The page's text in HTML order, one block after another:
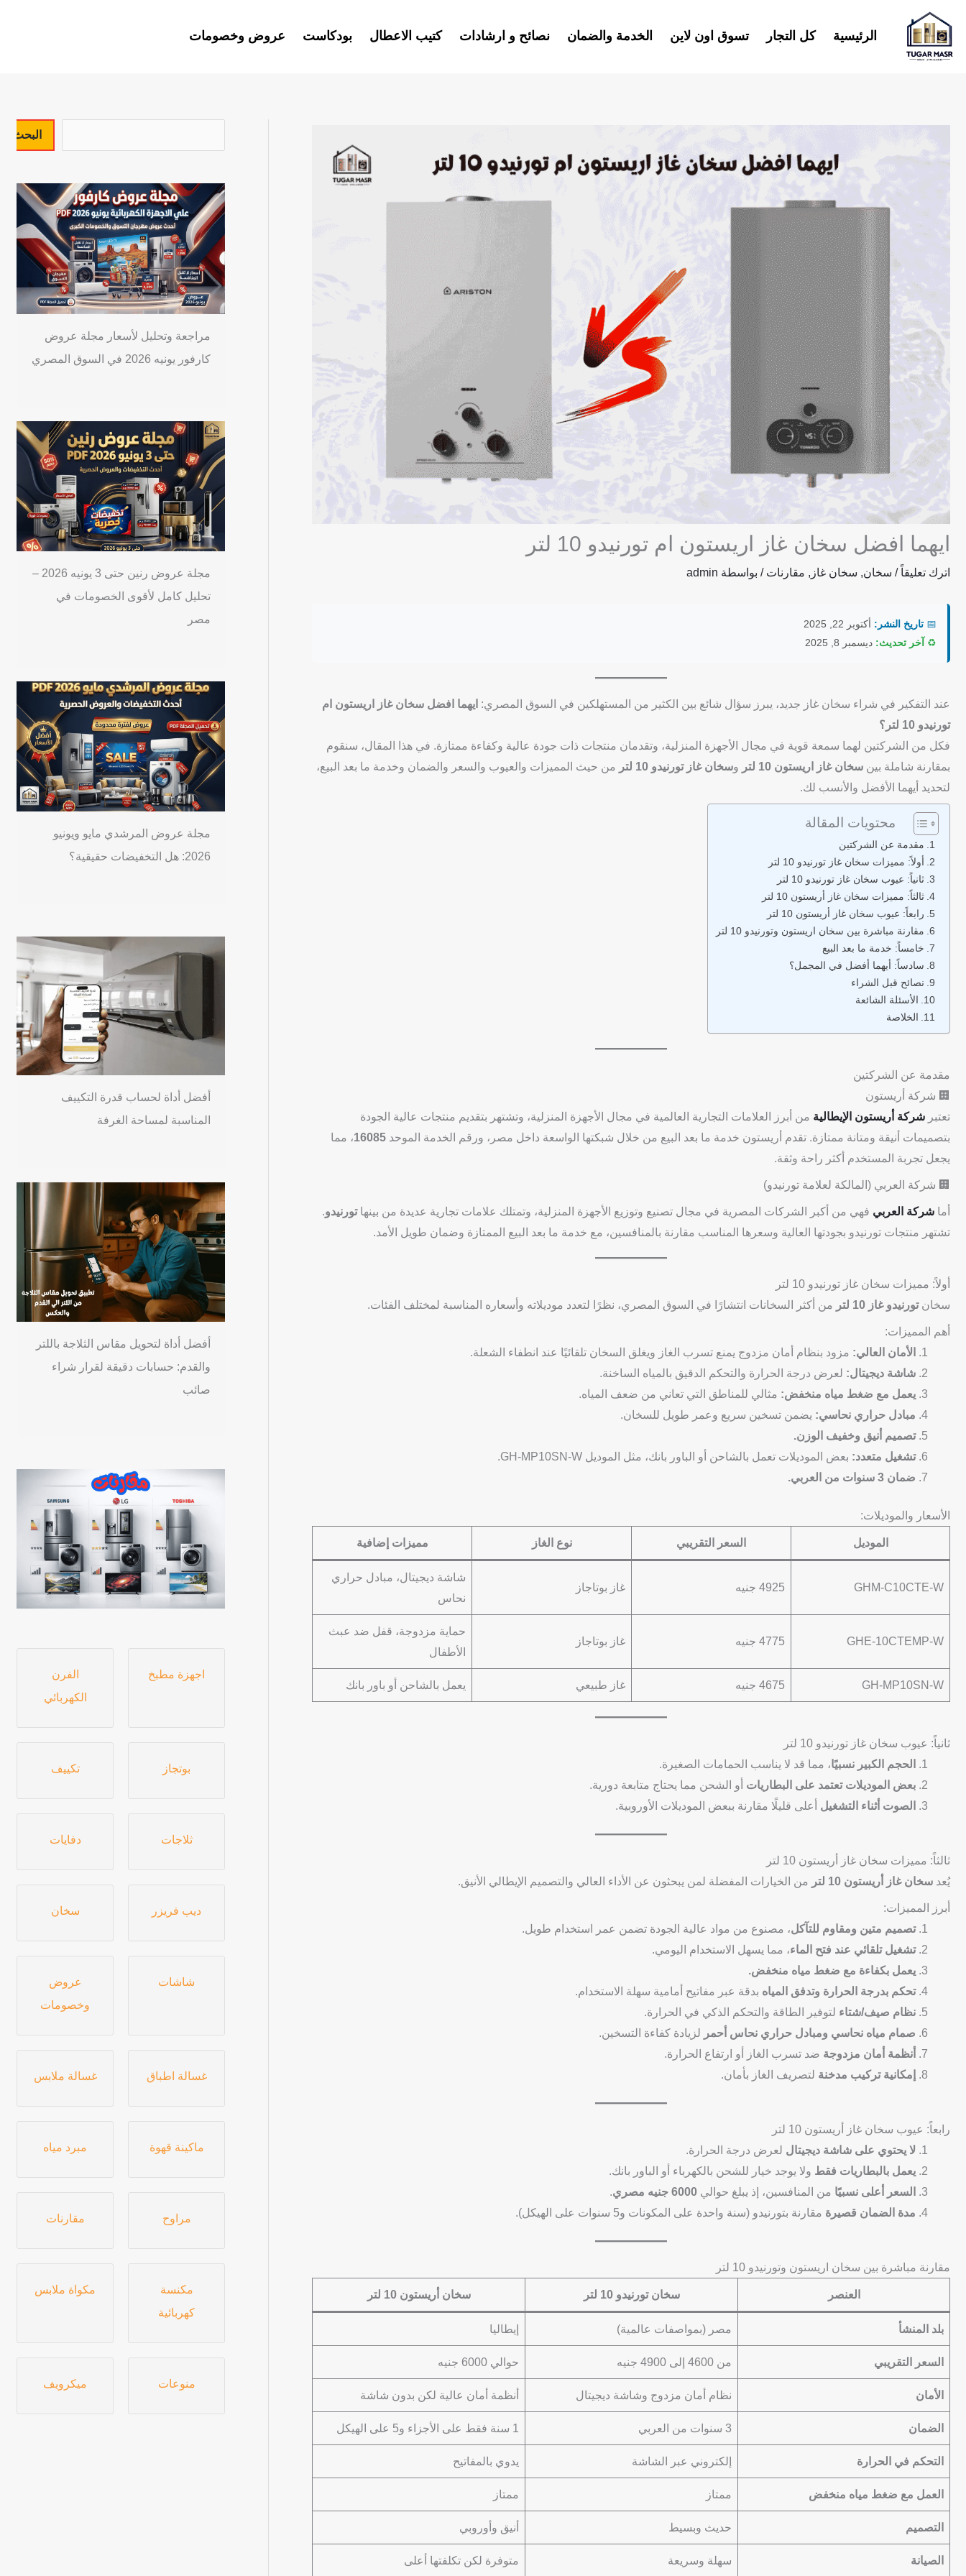
إلى
المحتوى
الرئيسية كل التجار تسوق اون لاين الخدمة والضمان نصائح و ارشادات كتيب الاعطال بودكاست عروض وخصومات
ايهما افضل سخان غاز اريستون ام تورنيدو 10 لتر
اترك تعليقاً / سخان, سخان غاز , مقارنات / بواسطة admin
📅 تاريخ النشر: أكتوبر 22, 2025
♻️ آخر تحديث: ديسمبر 8, 2025
عند التفكير في شراء سخان غاز جديد، يبرز سؤال شائع بين الكثير من المستهلكين في السوق المصري: ايهما افضل سخان غاز اريستون ام
تورنيدو 10 لتر؟
فكل من الشركتين لهما سمعة قوية في مجال الأجهزة المنزلية، وتقدمان منتجات ذات جودة عالية وكفاءة ممتازة. في هذا المقال، سنقوم
بمقارنة شاملة بين سخان غاز اريستون 10 لتر وسخان غاز تورنيدو 10 لتر
من حيث المميزات والعيوب والسعر والضمان وخدمة ما بعد البيع،
لتحديد أيهما الأفضل والأنسب لك.
محتويات المقالة
مقدمة عن الشركتين
أولاً: مميزات سخان غاز تورنيدو 10 لتر
ثانياً: عيوب سخان غاز تورنيدو 10 لتر
ثالثاً: مميزات سخان غاز أريستون 10 لتر
رابعاً: عيوب سخان غاز أريستون 10 لتر
مقارنة مباشرة بين سخان اريستون وتورنيدو 10 لتر
خامساً: خدمة ما بعد البيع
سادساً: أيهما أفضل في المجمل؟
نصائح قبل الشراء
الأسئلة الشائعة
الخلاصة
مقدمة عن الشركتين
🏢 شركة أريستون
تعتبر شركة أريستون الإيطالية من أبرز العلامات التجارية العالمية في مجال الأجهزة المنزلية، وتشتهر بتقديم منتجات عالية الجودة
بتصميمات أنيقة ومتانة ممتازة. تقدم أريستون خدمة ما بعد البيع من خلال شبكتها الواسعة داخل مصر، ورقم الخدمة الموحد 16085، مما
يجعل تجربة المستخدم أكثر راحة وثقة.
🏢 شركة العربي (المالكة لعلامة تورنيدو)
أما شركة العربي فهي من أكبر الشركات المصرية في مجال تصنيع وتوزيع الأجهزة المنزلية، وتمتلك علامات تجارية عديدة من بينهاتورنيدو.
تشتهر منتجات تورنيدو بجودتها العالية وسعرها المناسب مقارنة بالمنافسين، مع خدمة ما بعد البيع الممتازة وضمان طويل الأمد.
أولاً: مميزات سخان غاز تورنيدو 10 لتر
سخانتورنيدو غاز 10 لتر من أكثر السخانات انتشارًا في السوق المصري، نظرًا لتعدد موديلاته وأسعاره المناسبة لمختلف الفئات.
أهم المميزات:
الأمان العالي: مزود بنظام أمان مزدوج يمنع تسرب الغاز ويغلق السخان تلقائيًا عند انطفاء الشعلة.
شاشة ديجيتال: لعرض درجة الحرارة والتحكم الدقيق بالمياه الساخنة.
يعمل مع ضغط مياه منخفض: مثالي للمناطق التي تعاني من ضعف المياه.
مبادل حراري نحاسي: يضمن تسخين سريع وعمر طويل للسخان.
تصميم أنيق وخفيف الوزن.
تشغيل متعدد: بعض الموديلات تعمل بالشاحن أو الباور بانك، مثل الموديل GH-MP10SN-W.
ضمان 3 سنوات من العربي.
الأسعار والموديلات:
الموديل السعر التقريبي نوع الغاز مميزات إضافية
GHM-C10CTE-W 4925 جنيه غاز بوتاجاز
شاشة ديجيتال، مبادل حراري
نحاس
GHE-10CTEMP-W 4775 جنيه غاز بوتاجاز
حماية مزدوجة، قفل ضد عبث
الأطفال
GH-MP10SN-W 4675 جنيه غاز طبيعي يعمل بالشاحن أو باور بانك
ثانياً: عيوب سخان غاز تورنيدو 10 لتر
الحجم الكبير نسبيًا، مما قد لا يناسب الحمامات الصغيرة.
بعض الموديلات تعتمد على البطاريات أو الشحن مما يحتاج متابعة دورية.
الصوت أثناء التشغيل أعلى قليلًا مقارنة ببعض الموديلات الأوروبية.
ثالثاً: مميزات سخان غاز أريستون 10 لتر
يُعد سخان غاز أريستون 10 لتر من الخيارات المفضلة لمن يبحثون عن الأداء العالي والتصميم الإيطالي الأنيق.
أبرز المميزات:
تصميم متين ومقاوم للتآكل، مصنوع من مواد عالية الجودة تضمن عمر استخدام طويل.
تشغيل تلقائي عند فتح الماء، مما يسهل الاستخدام اليومي.
يعمل بكفاءة مع ضغط مياه منخفض.
تحكم بدرجة الحرارة وتدفق المياه بدقة عبر مفاتيح أمامية سهلة الاستخدام.
نظام صيف/شتاء لتوفير الطاقة والتحكم الذكي في الحرارة.
صمام مياه نحاسي ومبادل حراري نحاس أحمر لزيادة كفاءة التسخين.
أنظمة أمان مزدوجة ضد تسرب الغاز أو ارتفاع الحرارة.
إمكانية تركيب مدخنة لتصريف الغاز بأمان.
رابعاً: عيوب سخان غاز أريستون 10 لتر
لا يحتوي على شاشة ديجيتال لعرض درجة الحرارة.
يعمل بالبطاريات فقط ولا يوجد خيار للشحن بالكهرباء أو الباور بانك.
السعر أعلى نسبيًا من المنافسين، إذ يبلغ حوالي 6000 جنيه مصري
.
مدة الضمان قصيرة مقارنة بتورنيدو (سنة واحدة على المكونات و5 سنوات على الهيكل).
مقارنة مباشرة بين سخان اريستون وتورنيدو 10 لتر
العنصر سخان تورنيدو 10 لتر سخان أريستون 10 لتر
بلد المنشأ مصر (بمواصفات عالمية) إيطاليا
السعر التقريبي من 4600 إلى 4900 جنيه حوالي 6000 جنيه
الأمان نظام أمان مزدوج وشاشة ديجيتال أنظمة أمان عالية لكن بدون شاشة
الضمان 3 سنوات من العربي 1 سنة فقط على الأجزاء و5 على الهيكل
التحكم في الحرارة إلكتروني عبر الشاشة يدوي بالمفاتيح
العمل مع ضغط مياه منخفض ممتاز ممتاز
التصميم حديث وبسيط أنيق وأوروبي
الصيانة سهلة وسريعة متوفرة لكن تكلفتها أعلى
ل
ح
ث
البحث
مراجعة وتحليل لأسعار مجلة عروض
كارفور يونيه 2026 في السوق المصري
مجلة عروض رنين حتى 3 يونيه 2026 –
تحليل كامل لأقوى الخصومات في
مصر
مجلة عروض المرشدي مايو ويونيو
2026: هل التخفيضات حقيقية؟
أفضل أداة لحساب قدرة التكييف
المناسبة لمساحة الغرفة
أفضل أداة لتحويل مقاس الثلاجة باللتر
والقدم: حسابات دقيقة لقرار شراء
صائب
اجهزة مطبخ
الفرن
الكهربائي
بوتجاز تكييف
ثلاجات دفايات
ديب فريزر سخان
شاشات
عروض
وخصومات
غسالة اطباق غسالة ملابس
ماكينة قهوة مبرد مياه
مراوح مقارنات
مكنسة
كهربائية
مكواة ملابس
منوعات ميكرويف